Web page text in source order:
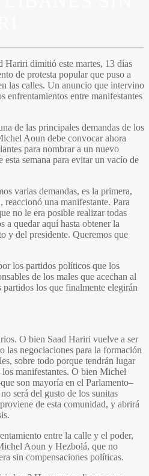
Hariri dimitió este martes, 13 días
de protesta popular que puso a
las calles. Un anuncio que intervino
enfrentamientos entre manifestantes
de las principales demandas de los
Aoun debe convocar ahora
para nombrar a un nuevo
semana para evitar un vacío de
varias demandas, es la primera,
reaccionó una manifestante. Para
no le era posible realizar todas
a quedar aquí hasta obtener la
y del presidente. Queremos que
los partidos políticos que los
de los males que acechan al
los que finalmente elegirán
O bien Saad Hariri vuelve a ser
las negociaciones para la formación
sobre todo porque tendrán lugar
manifestantes. O bien Michel
son mayoría en el Parlamento–
será del gusto de los sunitas
de esta comunidad, y abrirá
entre la calle y el poder,
Aoun y Hezbolá, que no
sin compensaciones políticas.